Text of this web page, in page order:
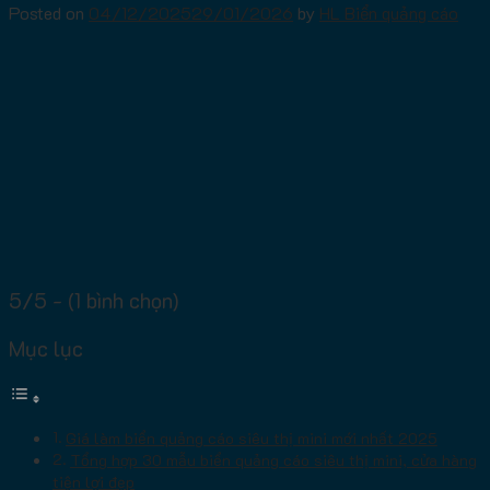
Posted on 04/12/202529/01/2026 by HL Biển quảng cáo
5/5 - (1 bình chọn)
Mục lục
Giá làm biển quảng cáo siêu thị mini mới nhất 2025
Tổng hợp 30 mẫu biển quảng cáo siêu thị mini, cửa hàng
tiện lợi đẹp